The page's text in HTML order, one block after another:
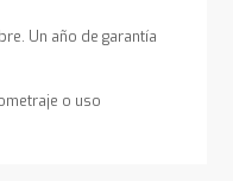
Un año de garantía
o uso